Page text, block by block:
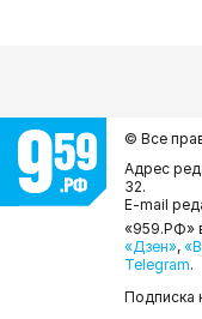
© Все
Адрес
32.
E-mail
«959.РФ»
«Дзен»,
Telegram.
Подписка